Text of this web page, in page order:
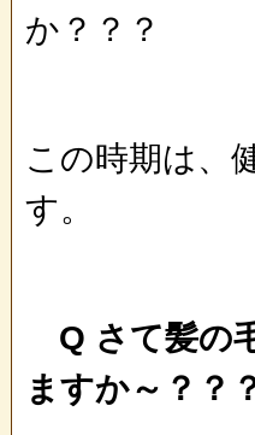
か？？？
この時期は、
す。
Q さて髪の
ますか～？？